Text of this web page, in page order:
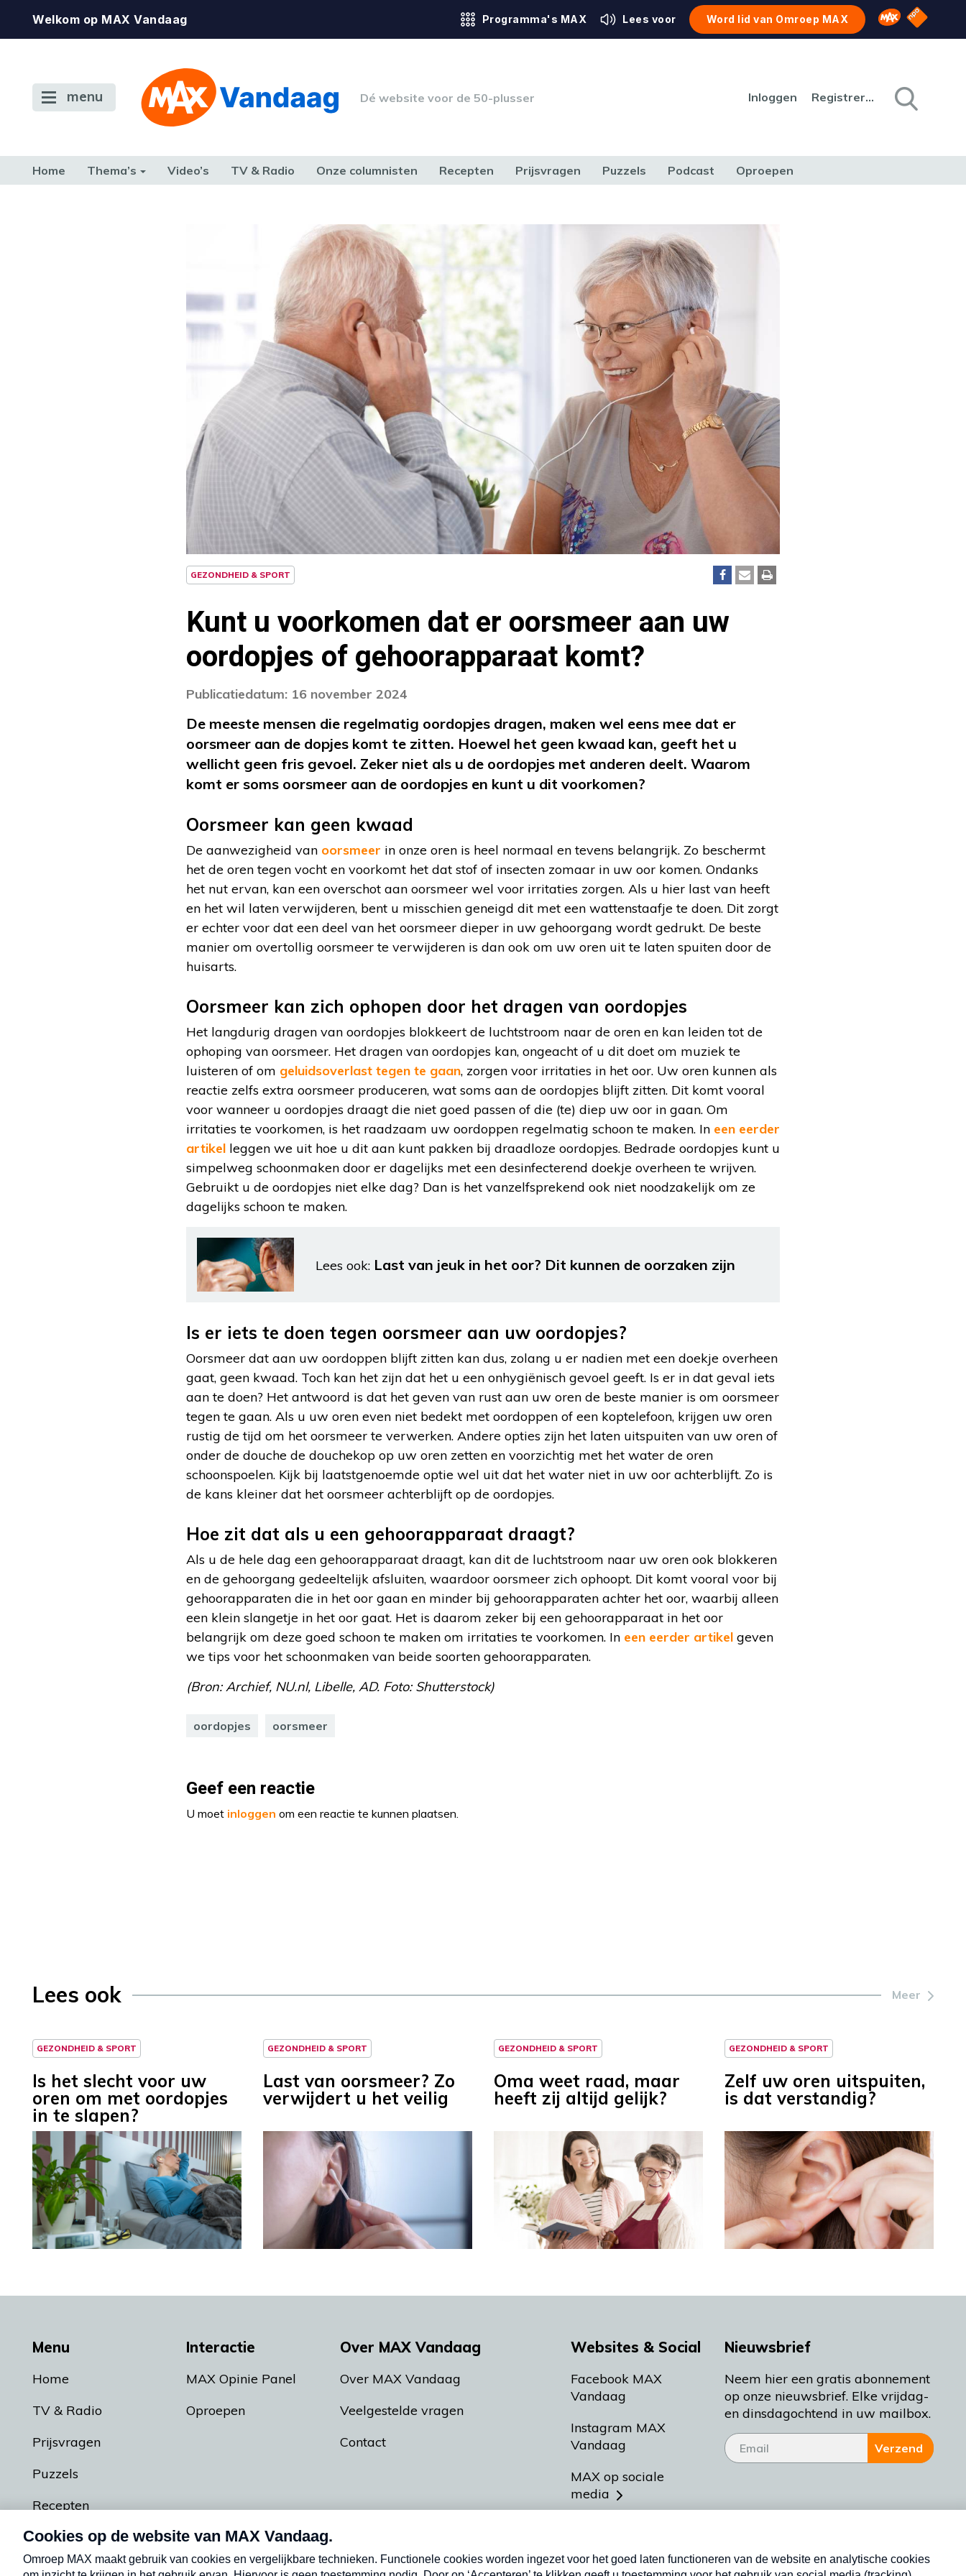
Welkom op MAX Vandaag Programma's MAX Lees voor Word lid van Omroep MAX Omroep MAX
NPO
menu Dé website voor de 50-plusser Inloggen Registreren
Home Thema’s Video’s TV & Radio Onze columnisten Recepten Prijsvragen Puzzels Podcast Oproepen
GEZONDHEID & SPORT
Kunt u voorkomen dat er oorsmeer aan uw
oordopjes of gehoorapparaat komt?
Publicatiedatum: 16 november 2024
De meeste mensen die regelmatig oordopjes dragen, maken wel eens mee dat er
oorsmeer aan de dopjes komt te zitten. Hoewel het geen kwaad kan, geeft het u
wellicht geen fris gevoel. Zeker niet als u de oordopjes met anderen deelt. Waarom
komt er soms oorsmeer aan de oordopjes en kunt u dit voorkomen?
Oorsmeer kan geen kwaad
De aanwezigheid van oorsmeer in onze oren is heel normaal en tevens belangrijk. Zo beschermt
het de oren tegen vocht en voorkomt het dat stof of insecten zomaar in uw oor komen. Ondanks
het nut ervan, kan een overschot aan oorsmeer wel voor irritaties zorgen. Als u hier last van heeft
en het wil laten verwijderen, bent u misschien geneigd dit met een wattenstaafje te doen. Dit zorgt
er echter voor dat een deel van het oorsmeer dieper in uw gehoorgang wordt gedrukt. De beste
manier om overtollig oorsmeer te verwijderen is dan ook om uw oren uit te laten spuiten door de
huisarts.
Oorsmeer kan zich ophopen door het dragen van oordopjes
Het langdurig dragen van oordopjes blokkeert de luchtstroom naar de oren en kan leiden tot de
ophoping van oorsmeer. Het dragen van oordopjes kan, ongeacht of u dit doet om muziek te
luisteren of om geluidsoverlast tegen te gaan, zorgen voor irritaties in het oor. Uw oren kunnen als
reactie zelfs extra oorsmeer produceren, wat soms aan de oordopjes blijft zitten. Dit komt vooral
voor wanneer u oordopjes draagt die niet goed passen of die (te) diep uw oor in gaan. Om
irritaties te voorkomen, is het raadzaam uw oordoppen regelmatig schoon te maken. In een eerder
artikel leggen we uit hoe u dit aan kunt pakken bij draadloze oordopjes. Bedrade oordopjes kunt u
simpelweg schoonmaken door er dagelijks met een desinfecterend doekje overheen te wrijven.
Gebruikt u de oordopjes niet elke dag? Dan is het vanzelfsprekend ook niet noodzakelijk om ze
dagelijks schoon te maken.
Lees ook: Last van jeuk in het oor? Dit kunnen de oorzaken zijn
Is er iets te doen tegen oorsmeer aan uw oordopjes?
Oorsmeer dat aan uw oordoppen blijft zitten kan dus, zolang u er nadien met een doekje overheen
gaat, geen kwaad. Toch kan het zijn dat het u een onhygiënisch gevoel geeft. Is er in dat geval iets
aan te doen? Het antwoord is dat het geven van rust aan uw oren de beste manier is om oorsmeer
tegen te gaan. Als u uw oren even niet bedekt met oordoppen of een koptelefoon, krijgen uw oren
rustig de tijd om het oorsmeer te verwerken. Andere opties zijn het laten uitspuiten van uw oren of
onder de douche de douchekop op uw oren zetten en voorzichtig met het water de oren
schoonspoelen. Kijk bij laatstgenoemde optie wel uit dat het water niet in uw oor achterblijft. Zo is
de kans kleiner dat het oorsmeer achterblijft op de oordopjes.
Hoe zit dat als u een gehoorapparaat draagt?
Als u de hele dag een gehoorapparaat draagt, kan dit de luchtstroom naar uw oren ook blokkeren
en de gehoorgang gedeeltelijk afsluiten, waardoor oorsmeer zich ophoopt. Dit komt vooral voor bij
gehoorapparaten die in het oor gaan en minder bij gehoorapparaten achter het oor, waarbij alleen
een klein slangetje in het oor gaat. Het is daarom zeker bij een gehoorapparaat in het oor
belangrijk om deze goed schoon te maken om irritaties te voorkomen. In een eerder artikel geven
we tips voor het schoonmaken van beide soorten gehoorapparaten.
(Bron: Archief, NU.nl, Libelle, AD. Foto: Shutterstock)
oordopjes oorsmeer
Geef een reactie
U moet inloggen om een reactie te kunnen plaatsen.
Lees ook Meer
GEZONDHEID & SPORT
Is het slecht voor uw
oren om met oordopjes
in te slapen?
GEZONDHEID & SPORT
Last van oorsmeer? Zo
verwijdert u het veilig
GEZONDHEID & SPORT
Oma weet raad, maar
heeft zij altijd gelijk?
GEZONDHEID & SPORT
Zelf uw oren uitspuiten,
is dat verstandig?
Menu
Home
TV & Radio
Prijsvragen
Puzzels
Recepten
Podcasts
Interactie
MAX Opinie Panel
Oproepen
Over MAX Vandaag
Over MAX Vandaag
Veelgestelde vragen
Contact
Websites & Social
Facebook MAX
Vandaag
Instagram MAX
Vandaag
MAX op sociale
media
Meldpunt Actueel
Nieuwsbrief
Neem hier een gratis abonnement
op onze nieuwsbrief. Elke vrijdag-
en dinsdagochtend in uw mailbox.
Verzend
Nieuwsbrief